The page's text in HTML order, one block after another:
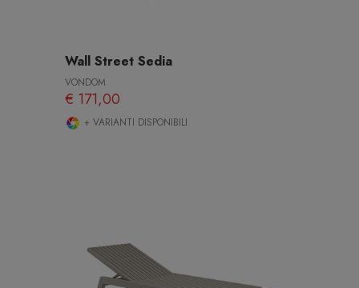
Wall Street Sedia
VONDOM
€ 171,00
+ VARIANTI DISPONIBILI